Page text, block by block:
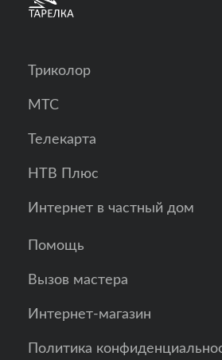
Триколор
МТС
Телекарта
НТВ Плюс
Интернет в частный дом
Помощь
Вызов мастера
Интернет-магазин
Политика